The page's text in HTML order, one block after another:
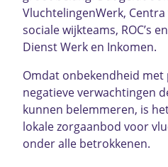
VluchtelingenWerk, Centra
sociale wijkteams, ROC’s
Dienst Werk en Inkomen.
Omdat onbekendheid
negatieve verwachtingen
kunnen belemmeren, is
lokale zorgaanbod voor
onder alle betrokkenen.